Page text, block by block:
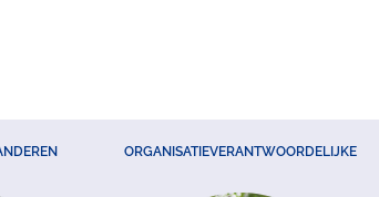
ORGANISATIEVERANTWOORDELIJKE